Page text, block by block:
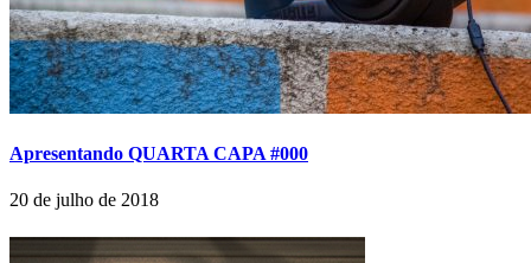
Apresentando QUARTA CAPA #000
20 de julho de 2018